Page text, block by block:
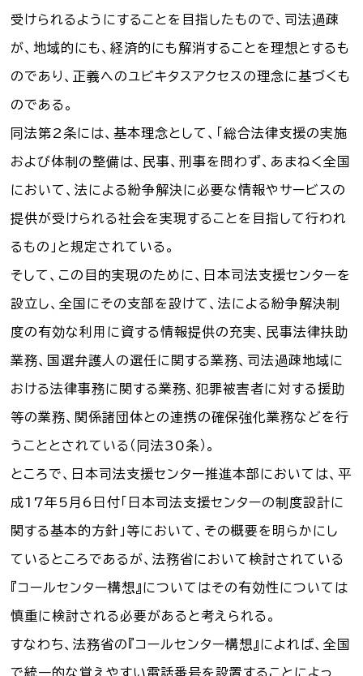
受けられるようにすることを目指したもので、司法過疎
が、地域的にも、経済的にも解消することを理想とするも
のであり、正義へのユビキタスアクセスの理念に基づくも
のである。
同法第2条には、基本理念として、「総合法律支援の実施
および体制の整備は、民事、刑事を問わず、あまねく全国
において、法による紛争解決に必要な情報やサービスの
提供が受けられる社会を実現することを目指して行われ
るもの」と規定されている。
そして、この目的実現のために、日本司法支援センターを
設立し、全国にその支部を設けて、法による紛争解決制
度の有効な利用に資する情報提供の充実、民事法律扶助
業務、国選弁護人の選任に関する業務、司法過疎地域に
おける法律事務に関する業務、犯罪被害者に対する援助
等の業務、関係諸団体との連携の確保強化業務などを行
うこととされている（同法30条）。
ところで、日本司法支援センター推進本部においては、平
成17年5月6日付「日本司法支援センターの制度設計に
関する基本的方針」等において、その概要を明らかにし
ているところであるが、法務省において検討されている
『コールセンター構想』についてはその有効性については
慎重に検討される必要があると考えられる。
すなわち、法務省の『コールセンター構想』によれば、全国
で統一的な覚えやすい電話番号を設置することによっ